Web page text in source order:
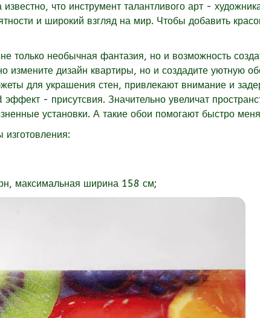
что инструмент талантливого арт -
и широкий взгляд на мир. Чтобы добавить
только необычная фантазия, но и возможность
дизайн квартиры, но и создадите уютную
для украшения стен, привлекают внимание и
- присутсвия. Значительно увеличат
установки. А такие обои помогают быстро
максимальная ширина 158 см;